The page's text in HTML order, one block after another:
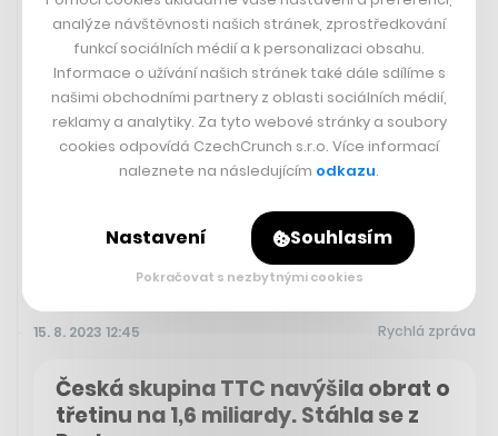
Pozorování goril, safari i
nejkrásnější pláže. Víme, kam
vyrazit na dovolenou pro náročné
15. 8. 2023 12:45 Rychlá zpráva
Česká skupina TTC navýšila obrat o
třetinu na 1,6 miliardy. Stáhla se z
analýze návštěvnosti našich stránek, zprostředkování
funkcí sociálních médií a k personalizaci obsahu.
Informace o užívání našich stránek také dále sdílíme s
našimi obchodními partnery z oblasti sociálních médií,
reklamy a analytiky. Za tyto webové stránky a soubory
cookies odpovídá CzechCrunch s.r.o. Více informací
naleznete na následujícím odkazu.
Nastavení Souhlasím
Pokračovat s nezbytnými cookies